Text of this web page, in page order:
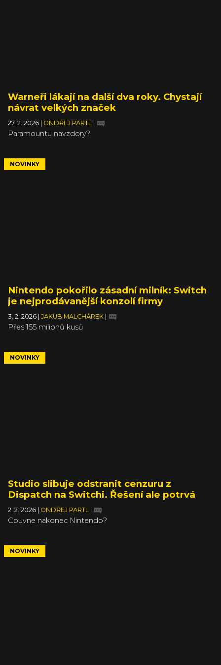
Warneři lákají na další dva roky. Chystají
návrat velkých značek
27. 2. 2026 ONDŘEJ PARTL
Paramountu navzdory?
NOVINKY
Nintendo pokořilo zásadní milník: Switch
je nejprodávanější konzolí firmy
3. 2. 2026 JAKUB MALCHÁREK
Přes 155 milionů kusů
NOVINKY
Studio slibuje odstranit cenzuru z
Dispatch na Switchi. Řešení ale potrvá
2. 2. 2026 ONDŘEJ PARTL
Couvne nakonec Nintendo?
NOVINKY